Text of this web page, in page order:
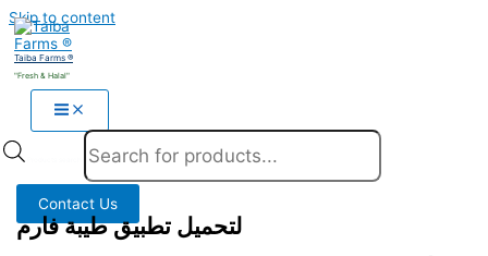
Skip to content
Taiba Farms ®
"Fresh & Halal"
Contact Us
لتحميل تطبيق طيبة فارم